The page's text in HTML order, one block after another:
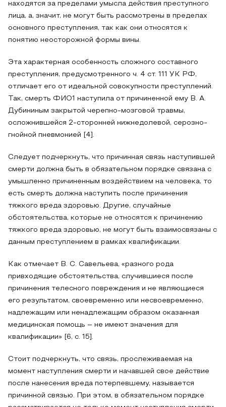
находятся за пределами умысла действия преступного
лица, а, значит, не могут быть рассмотрены в пределах
основного преступления, так как они относятся к
понятию неосторожной формы вины.
Эта характерная особенность сложного составного
преступления, предусмотренного ч. 4 ст. 111 УК РФ,
отличает его от идеальной совокупности преступлений.
Так, смерть ФИО1 наступила от причиненной ему В. А.
Дубининым закрытой черепно-мозговой травмы,
осложнившейся 2-сторонней нижнедолевой, серозно-
гнойной пневмонией [4].
Следует подчеркнуть, что причинная связь наступившей
смерти должна быть в обязательном порядке связана с
умышленно причиненным воздействием на человека, то
есть смерть должна наступить после причинения
тяжкого вреда здоровью. Другие, случайные
обстоятельства, которые не относятся к причинению
тяжкого вреда здоровью, не могут быть взаимосвязаны с
данным преступлением в рамках квалификации.
Как отмечает В. С. Савельева, «разного рода
привходящие обстоятельства, случившиеся после
причинения телесного повреждения и не являющиеся
его результатом, своевременно или несвоевременно,
надлежащим или ненадлежащим образом оказанная
медицинская помощь – не имеют значения для
квалификации» [6, с. 15].
Стоит подчеркнуть, что связь, прослеживаемая на
момент наступления смерти и начавшей свое действие
после нанесения вреда потерпевшему, называется
причинной связью. При этом, в обязательном порядке